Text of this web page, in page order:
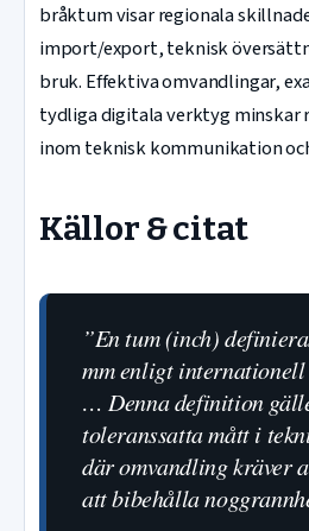
bråktum visar regionala
import/export, teknisk
bruk. Effektiva omvandlingar,
tydliga digitala verktyg minskar
inom teknisk kommunikation
Källor & citat
”En tum (inch)
mm enligt
… Denna definition
toleranssatta mått i
där omvandling kräver
att bibehålla